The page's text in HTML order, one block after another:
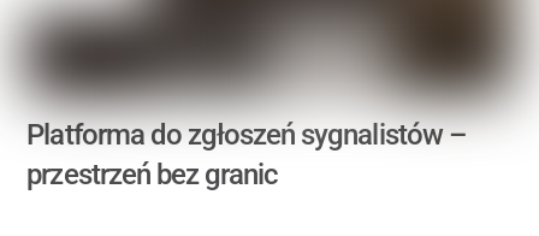
Platforma do zgłoszeń sygnalistów –
przestrzeń bez granic